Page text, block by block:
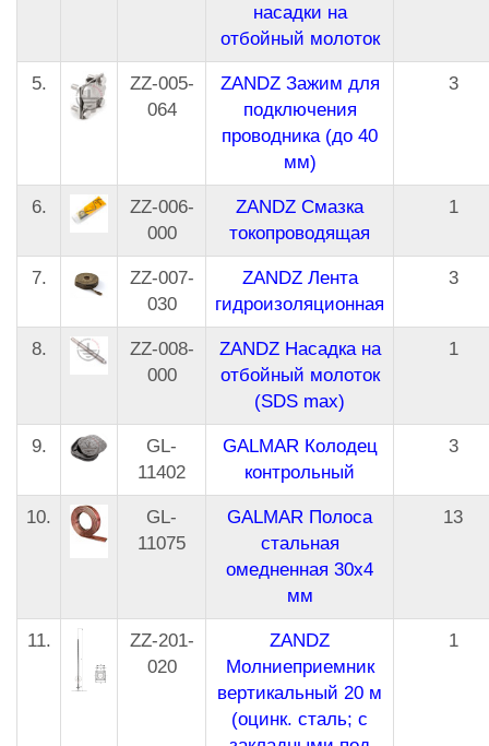
насадки на
отбойный молоток
5.
ZZ-005-
064
ZANDZ Зажим для
подключения
проводника (до 40
мм)
3
6.
ZZ-006-
000
ZANDZ Смазка
токопроводящая
1
7.
ZZ-007-
030
ZANDZ Лента
гидроизоляционная
3
8.
ZZ-008-
000
ZANDZ Насадка на
отбойный молоток
(SDS max)
1
9.
GL-
11402
GALMAR Колодец
контрольный
3
10.
GL-
11075
GALMAR Полоса
стальная
омедненная 30х4
мм
13
11.
ZZ-201-
020
ZANDZ
Молниеприемник
вертикальный 20 м
(оцинк. сталь; с
1